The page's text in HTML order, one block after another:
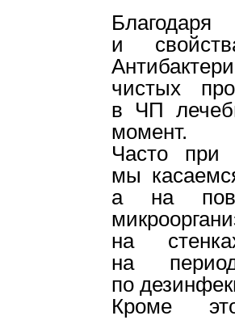
и
чистых
в ЧП
момент.
Часто при
мы
а на
на
на
по
Кроме